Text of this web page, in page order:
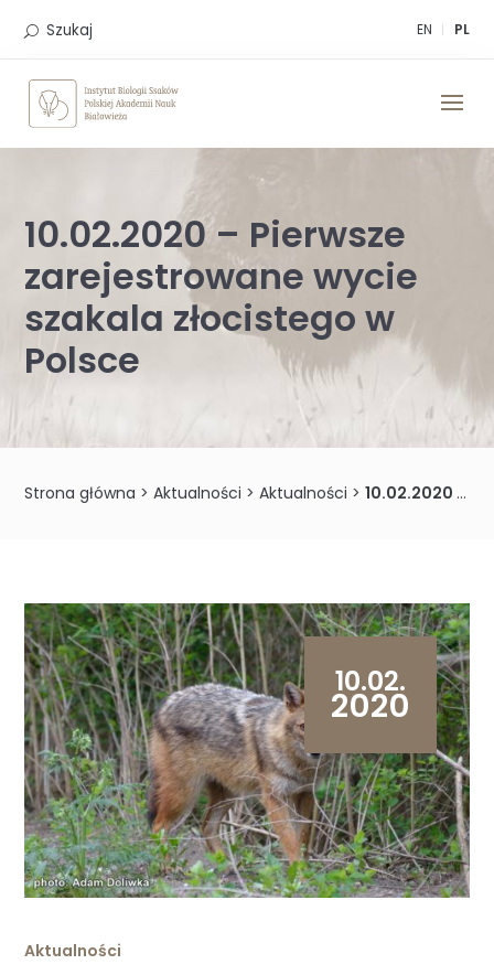
EN PL
Szukaj
10.02.2020 – Pierwsze
zarejestrowane wycie
szakala złocistego w
Polsce
Strona główna >Aktualności >Aktualności >10.02.2020 – Pierwsze zarejestrowane wycie szakala złocistego w Polsce
10.02.
2020
Aktualności